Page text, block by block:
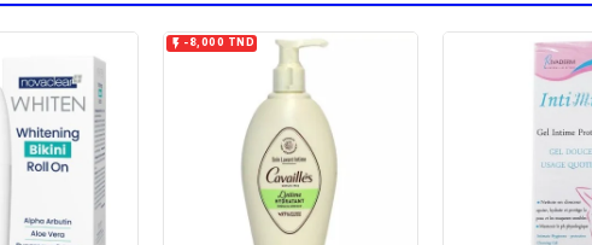
 -8,000 TND